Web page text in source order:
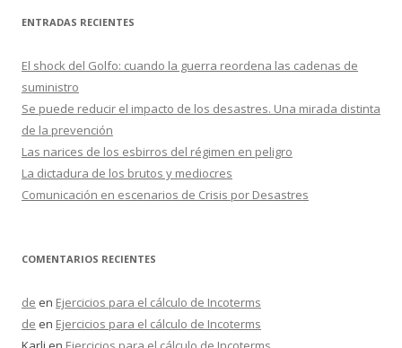
c
r
ENTRADAS RECIENTES
El shock del Golfo: cuando la guerra reordena las cadenas de
suministro
Se puede reducir el impacto de los desastres. Una mirada distinta
de la prevención
Las narices de los esbirros del régimen en peligro
La dictadura de los brutos y mediocres
Comunicación en escenarios de Crisis por Desastres
COMENTARIOS RECIENTES
de en Ejercicios para el cálculo de Incoterms
de en Ejercicios para el cálculo de Incoterms